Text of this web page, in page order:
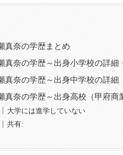
真奈の学歴まとめ
真奈の学歴～出身小学校の詳細
真奈の学歴～出身中学校の詳細
真奈の学歴～出身高校（甲府商
大学には進学していない
共有: